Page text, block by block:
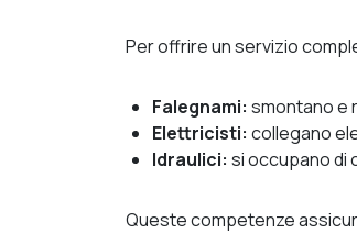
Per offrire un servizio
Falegnami: smontano e
Elettricisti: collegano
Idraulici: si occupano di
Queste competenze